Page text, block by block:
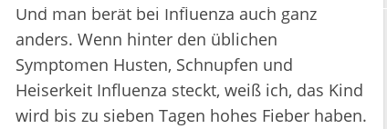
Und man berät bei Influenza auch ganz
anders. Wenn hinter den üblichen
Symptomen Husten, Schnupfen und
Heiserkeit Influenza steckt, weiß ich, das Kind
wird bis zu sieben Tagen hohes Fieber haben.